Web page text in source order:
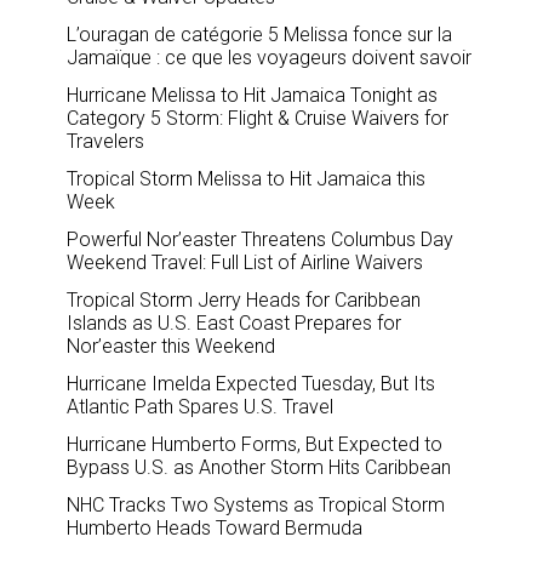
L’ouragan de catégorie 5 Melissa fonce sur la
Jamaïque : ce que les voyageurs doivent savoir
Hurricane Melissa to Hit Jamaica Tonight as
Category 5 Storm: Flight & Cruise Waivers for
Travelers
Tropical Storm Melissa to Hit Jamaica this
Week
Powerful Nor’easter Threatens Columbus Day
Weekend Travel: Full List of Airline Waivers
Tropical Storm Jerry Heads for Caribbean
Islands as U.S. East Coast Prepares for
Nor’easter this Weekend
Hurricane Imelda Expected Tuesday, But Its
Atlantic Path Spares U.S. Travel
Hurricane Humberto Forms, But Expected to
Bypass U.S. as Another Storm Hits Caribbean
NHC Tracks Two Systems as Tropical Storm
Humberto Heads Toward Bermuda